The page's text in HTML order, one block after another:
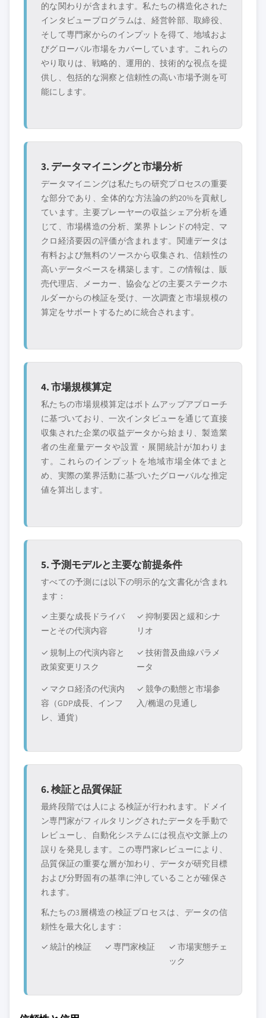
的な関わりが含まれます。私たちの構造化された
インタビュープログラムは、経営幹部、取締役、
そして専門家からのインプットを得て、地域およ
びグローバル市場をカバーしています。これらの
やり取りは、戦略的、運用的、技術的な視点を提
供し、包括的な洞察と信頼性の高い市場予測を可
能にします。
3. データマイニングと市場分析
データマイニングは私たちの研究プロセスの重要
な部分であり、全体的な方法論の約20%を貢献し
ています。主要プレーヤーの収益シェア分析を通
じて、市場構造の分析、業界トレンドの特定、マ
クロ経済要因の評価が含まれます。関連データは
有料および無料のソースから収集され、信頼性の
高いデータベースを構築します。この情報は、販
売代理店、メーカー、協会などの主要ステークホ
ルダーからの検証を受け、一次調査と市場規模の
算定をサポートするために統合されます。
4. 市場規模算定
私たちの市場規模算定はボトムアップアプローチ
に基づいており、一次インタビューを通じて直接
収集された企業の収益データから始まり、製造業
者の生産量データや設置・展開統計が加わりま
す。これらのインプットを地域市場全体でまと
め、実際の業界活動に基づいたグローバルな推定
値を算出します。
5. 予測モデルと主要な前提条件
すべての予測には以下の明示的な文書化が含まれ
ます：
✓ 主要な成長ドライバ
ーとその代演内容
✓ 抑制要因と緩和シナ
リオ
✓ 規制上の代演内容と
政策変更リスク
✓ 技術普及曲線パラメ
ータ
✓ マクロ経済の代演内
容（GDP成長、インフ
レ、通貨）
✓ 競争の動態と市場参
入/椭退の見通し
6. 検証と品質保証
最終段階では人による検証が行われます。ドメイ
ン専門家がフィルタリングされたデータを手動で
レビューし、自動化システムには視点や文脈上の
誤りを発見します。この専門家レビューにより、
品質保証の重要な層が加わり、データが研究目標
および分野固有の基準に沖していることが確保さ
れます。
私たちの3層構造の検証プロセスは、データの信
頼性を最大化します：
✓ 統計的検証
✓ 専門家検証
✓ 市場実態チェ
ック